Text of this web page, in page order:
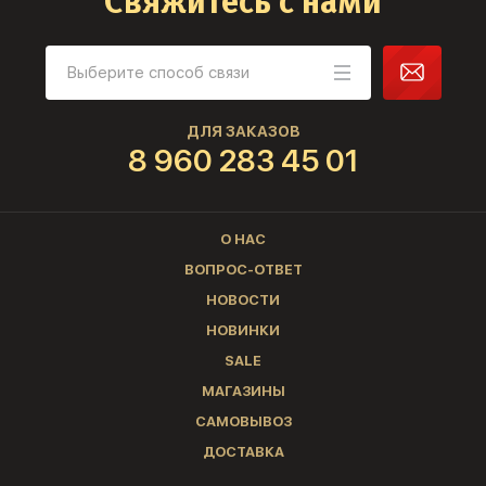
ДЛЯ ЗАКАЗОВ
8 960 283 45 01
О НАС
ВОПРОС-ОТВЕТ
НОВОСТИ
НОВИНКИ
SALE
МАГАЗИНЫ
САМОВЫВОЗ
ДОСТАВКА